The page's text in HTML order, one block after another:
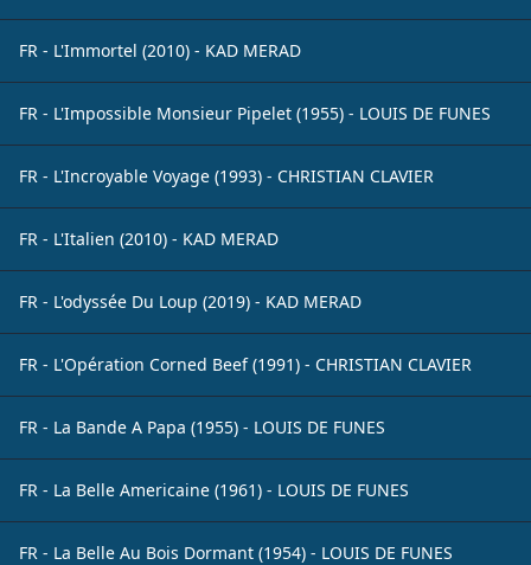
FR - L'Immortel (2010) - KAD MERAD
FR - L'Impossible Monsieur Pipelet (1955) - LOUIS DE FUNES
FR - L'Incroyable Voyage (1993) - CHRISTIAN CLAVIER
FR - L'Italien (2010) - KAD MERAD
FR - L'odyssée Du Loup (2019) - KAD MERAD
FR - L'Opération Corned Beef (1991) - CHRISTIAN CLAVIER
FR - La Bande A Papa (1955) - LOUIS DE FUNES
FR - La Belle Americaine (1961) - LOUIS DE FUNES
FR - La Belle Au Bois Dormant (1954) - LOUIS DE FUNES